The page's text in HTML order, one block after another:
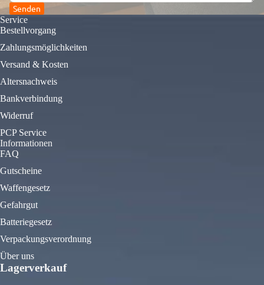
Senden
Service
Bestellvorgang
Zahlungsmöglichkeiten
Versand & Kosten
Altersnachweis
Bankverbindung
Widerruf
PCP Service
Informationen
FAQ
Gutscheine
Waffengesetz
Gefahrgut
Batteriegesetz
Verpackungsverordnung
Über uns
Lagerverkauf